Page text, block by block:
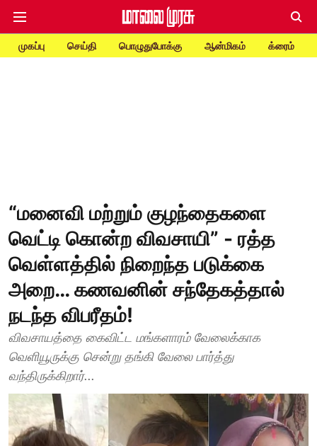
முகப்பு செய்தி பொழுதுபோக்கு ஆன்மிகம் க்ரைம்
“மனைவி மற்றும் குழந்தைகளை
வெட்டி கொன்ற விவசாயி” - ரத்த
வெள்ளத்தில் நிறைந்த படுக்கை
அறை… கணவனின் சந்தேகத்தால்
நடந்த விபரீதம்!
விவசாயத்தை கைவிட்ட மங்களாரம் வேலைக்காக
வெளியூருக்கு சென்று தங்கி வேலை பார்த்து
வந்திருக்கிறார்...